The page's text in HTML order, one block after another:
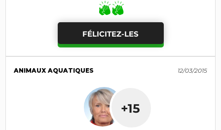
FÉLICITEZ-LES
ANIMAUX AQUATIQUES 12/03/2015
+15